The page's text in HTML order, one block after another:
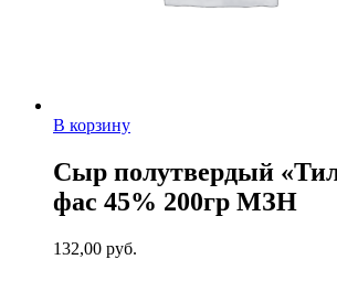
В корзину
Сыр полутвердый
фас 45% 200гр МЗН
132,00 руб.